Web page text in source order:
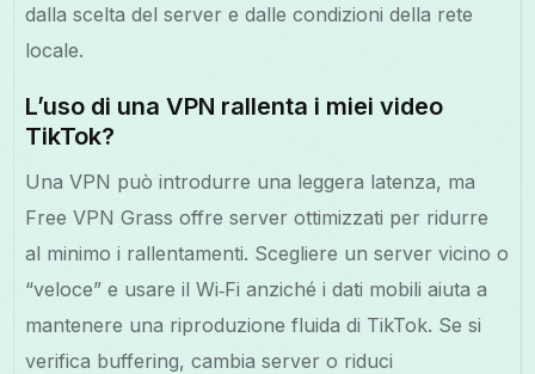
dalla scelta del server e dalle condizioni della rete
locale.
L’uso di una VPN rallenta i miei video
TikTok?
Una VPN può introdurre una leggera latenza, ma
Free VPN Grass offre server ottimizzati per ridurre
al minimo i rallentamenti. Scegliere un server vicino o
“veloce” e usare il Wi‑Fi anziché i dati mobili aiuta a
mantenere una riproduzione fluida di TikTok. Se si
verifica buffering, cambia server o riduci